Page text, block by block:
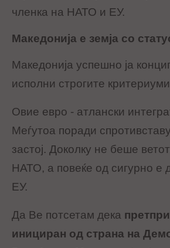
членка на НАТО и ЕУ.
Македонија е земја со
Македонија успешно ја
исполни строгите
Овие евро - атлански
Меѓутоа поради
застој. Доколку не беше
НАТО, а повеќе од сигурно е
ЕУ.
Да Ве потсетам дека
инициран од страна на